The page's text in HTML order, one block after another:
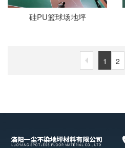
硅PU篮球场地坪
1 2